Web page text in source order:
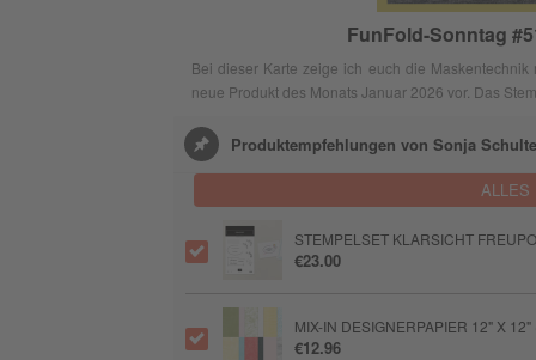
FunFold-Sonntag
Bei dieser Karte zeige ich euch die
neue Produkt des Monats Januar 2026 vor. Das
Produktempfehlungen von Sonja Schulte
ALLES
STEMPELSET KLARSICHT
€23.00
MIX-IN DESIGNERPAPIER 12" X
€12.96